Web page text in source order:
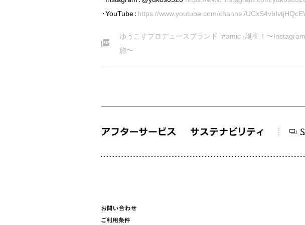
・YouTube：https://www.youtube.com/channel/
ゆうこすプロデュースブランド「#amic 」誕生！〜
施〜